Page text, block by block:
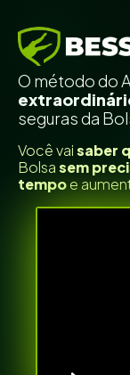
O método do
seguras da
Você vaisaber
Bolsasem
tempoe